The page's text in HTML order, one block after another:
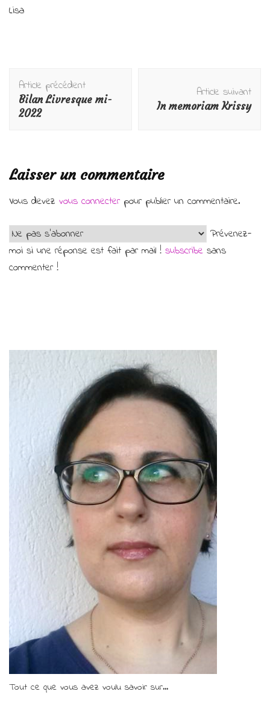
Lisa
d'article
Article précédent
Bilan Livresque mi-
2022
Article suivant
In memoriam Krissy
Laisser un commentaire
Vous devez vous connecterpour publier un commentaire.
Prévenez-
moi si une réponse est fait par mail ! subscribe sans
commenter !
Tout ce que vous avez voulu savoir sur...